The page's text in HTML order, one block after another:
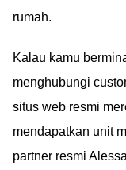
rumah.
Kalau kamu
menghubungi
situs web resmi
mendapatkan unit
partner resmi